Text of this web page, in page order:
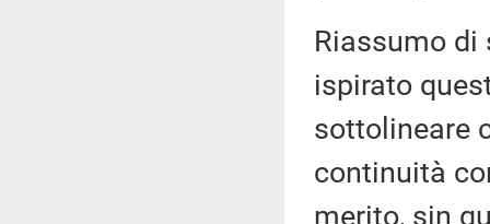
Riassumo di
ispirato
sottolineare
continuità
merito, sin